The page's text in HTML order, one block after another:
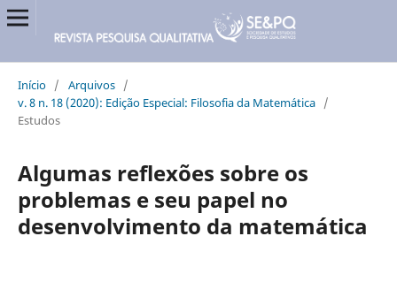
Início / Arquivos /
v. 8 n. 18 (2020): Edição Especial: Filosofia da Matemática /
Estudos
Algumas reflexões sobre os
problemas e seu papel no
desenvolvimento da matemática